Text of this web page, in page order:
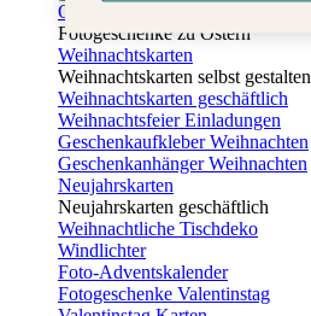
Osterkarten
Fotogeschenke zu Ostern
Weihnachtskarten
Weihnachtskarten selbst gestalten
Weihnachtskarten geschäftlich
Weihnachtsfeier Einladungen
Geschenkaufkleber Weihnachten
Geschenkanhänger Weihnachten
Neujahrskarten
Neujahrskarten geschäftlich
Weihnachtliche Tischdeko
Windlichter
Foto-Adventskalender
Fotogeschenke Valentinstag